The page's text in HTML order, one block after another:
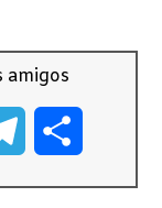
amigos
Telegram